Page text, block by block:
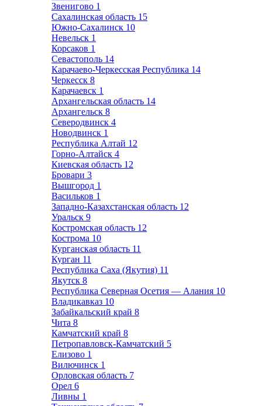
Звенигово 1
Сахалинская область 15
Южно-Сахалинск 10
Невельск 1
Корсаков 1
Севастополь 14
Карачаево-Черкесская Республика 14
Черкесск 8
Карачаевск 1
Архангельская область 14
Архангельск 8
Северодвинск 4
Новодвинск 1
Республика Алтай 12
Горно-Алтайск 4
Киевская область 12
Бровари 3
Вышгород 1
Васильков 1
Западно-Казахстанская область 12
Уральск 9
Костромская область 12
Кострома 10
Курганская область 11
Курган 11
Республика Саха (Якутия) 11
Якутск 8
Республика Северная Осетия — Алания 10
Владикавказ 10
Забайкальский край 8
Чита 8
Камчатский край 8
Петропавловск-Камчатский 5
Елизово 1
Вилючинск 1
Орловская область 7
Орел 6
Ливны 1